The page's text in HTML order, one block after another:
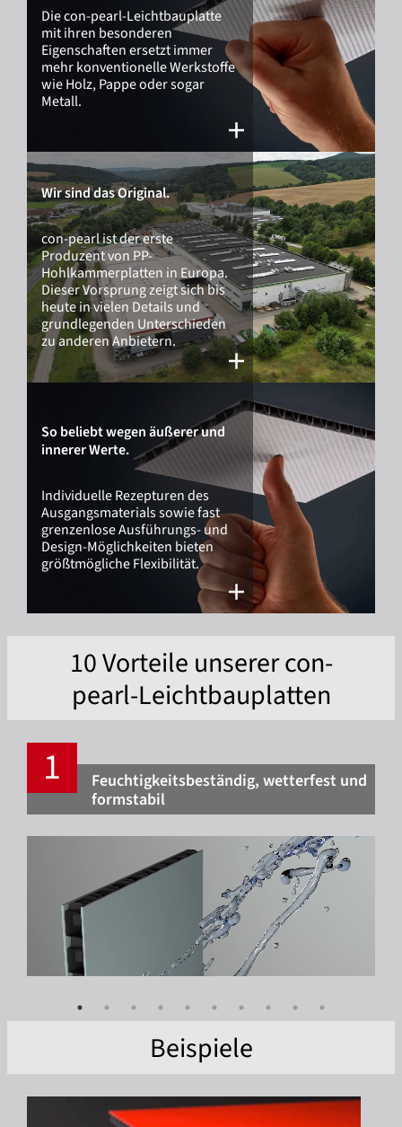
Die con-pearl-Leichtbauplatte
mit ihren besonderen
Eigenschaften ersetzt immer
mehr konventionelle Werkstoffe
wie Holz, Pappe oder sogar
Metall.
Wir sind das Original.
con-pearl ist der erste
Produzent von PP-
Hohlkammerplatten in Europa.
Dieser Vorsprung zeigt sich bis
heute in vielen Details und
grundlegenden Unterschieden
zu anderen Anbietern.
So beliebt wegen äußerer und
innerer Werte.
Individuelle Rezepturen des
Ausgangsmaterials sowie fast
grenzenlose Ausführungs- und
Design-Möglichkeiten bieten
größtmögliche Flexibilität.
10 Vorteile unserer con-
pearl-Leichtbauplatten
Feuchtigkeitsbeständig, wetterfest und
formstabil
Beispiele